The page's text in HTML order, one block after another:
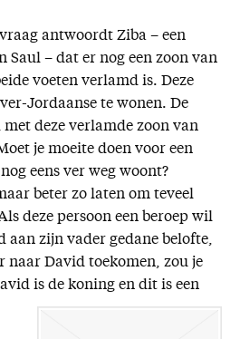
antwoordt Ziba – een
Saul – dat er nog een zoon van
voeten verlamd is. Deze
Jordaanse te wonen. De
deze verlamde zoon van
je moeite doen voor een
eens ver weg woont?
beter zo laten om teveel
deze persoon een beroep wil
aan zijn vader gedane belofte,
naar David toekomen, zou je
is de koning en dit is een